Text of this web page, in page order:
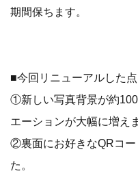
期間保ちます。
■今回リニューアルした点
①新しい写真背景が約
エーションが大幅に増え
②裏面にお好きなQRコー
た。